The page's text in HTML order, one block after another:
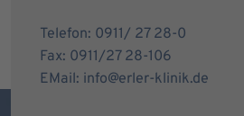
Telefon: 0911/ 27 28-0
Fax: 0911/27 28-106
EMail: info@erler-klinik.de